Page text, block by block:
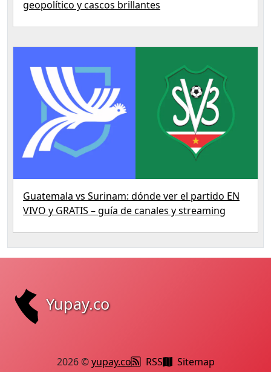
geopolítico y cascos brillantes
Guatemala vs Surinam: dónde ver el partido EN
VIVO y GRATIS – guía de canales y streaming
Yupay.co
2026 ©yupay.co RSS Sitemap